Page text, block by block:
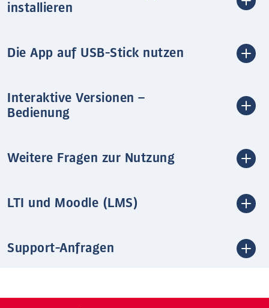
installieren
Die App auf USB-Stick nutzen
Interaktive Versionen –
Bedienung
Weitere Fragen zur Nutzung
LTI und Moodle (LMS)
Support-Anfragen